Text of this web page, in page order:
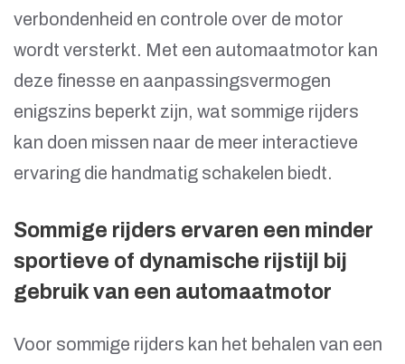
verbondenheid en controle over de motor
wordt versterkt. Met een automaatmotor kan
deze finesse en aanpassingsvermogen
enigszins beperkt zijn, wat sommige rijders
kan doen missen naar de meer interactieve
ervaring die handmatig schakelen biedt.
Sommige rijders ervaren een minder
sportieve of dynamische rijstijl bij
gebruik van een automaatmotor
Voor sommige rijders kan het behalen van een